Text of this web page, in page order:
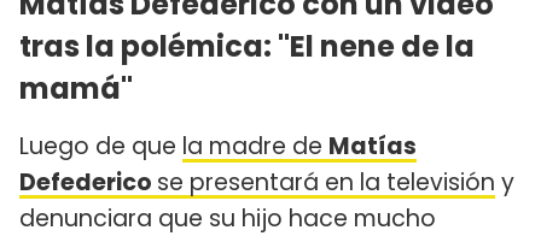
tras la polémica: "El nene de la
mamá"
Luego de que la madre de Matías
Defederico se presentará en la televisión y
denunciara que su hijo hace mucho